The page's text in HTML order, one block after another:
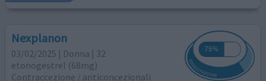
Nexplanon
03/02/2025 | Donna | 32
etonogestrel (68mg)
Contraccezione / anticoncezionali